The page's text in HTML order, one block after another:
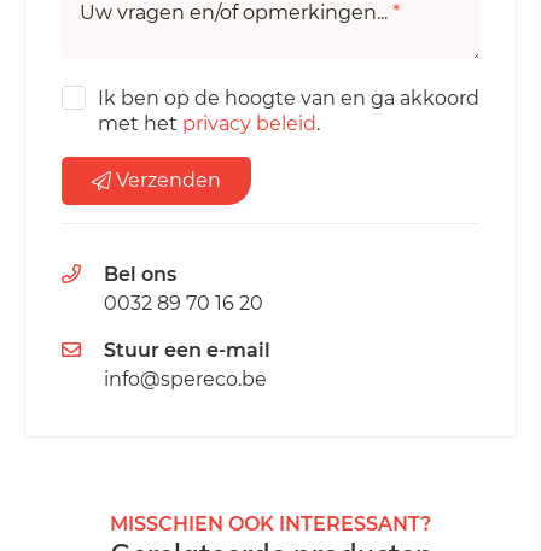
Uw vragen en/of opmerkingen... *
Ik ben op de hoogte van en ga akkoord
met het privacy beleid.
Verzenden
Bel ons
0032 89 70 16 20
Stuur een e-mail
info@spereco.be
MISSCHIEN OOK INTERESSANT?